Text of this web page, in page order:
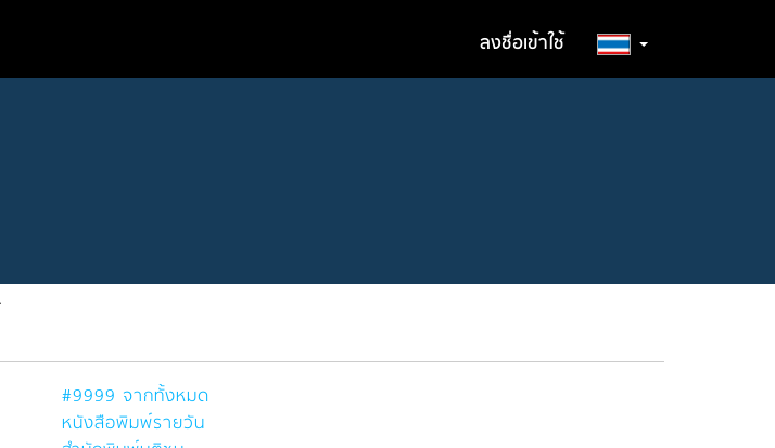
ลงชื่อเข้าใช้
#9999 จากทั้งหมด
หนังสือพิมพ์รายวัน